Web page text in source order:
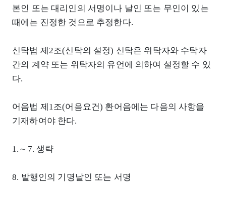
본인 또는 대리인의 서명이나 날인 또는 무인이 있는
때에는 진정한 것으로 추정한다.
신탁법 제2조(신탁의 설정) 신탁은 위탁자와 수탁자
간의 계약 또는 위탁자의 유언에 의하여 설정할 수 있
다.
어음법 제1조(어음요건) 환어음에는 다음의 사항을
기재하여야 한다.
1.～7. 생략
8. 발행인의 기명날인 또는 서명